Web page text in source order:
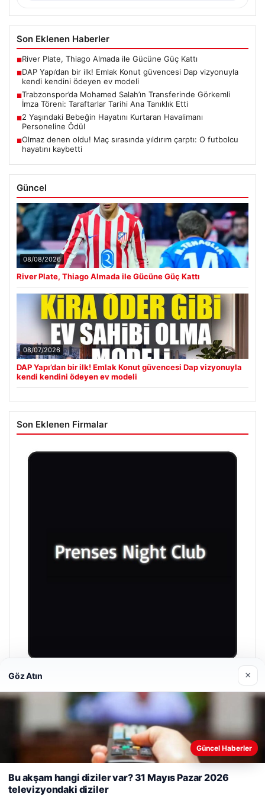
Son Eklenen Haberler
■River Plate, Thiago Almada ile Gücüne Güç Kattı
■DAP Yapı’dan bir ilk! Emlak Konut güvencesi Dap vizyonuyla
kendi kendini ödeyen ev modeli
■Trabzonspor’da Mohamed Salah’ın Transferinde Görkemli
İmza Töreni: Taraftarlar Tarihi Ana Tanıklık Etti
■2 Yaşındaki Bebeğin Hayatını Kurtaran Havalimanı
Personeline Ödül
■Olmaz denen oldu! Maç sırasında yıldırım çarptı: O futbolcu
hayatını kaybetti
Güncel
08/08/2026
River Plate, Thiago Almada ile Gücüne Güç Kattı
08/07/2026
DAP Yapı’dan bir ilk! Emlak Konut güvencesi Dap vizyonuyla
kendi kendini ödeyen ev modeli
Son Eklenen Firmalar
04/29/2026
© 2026 Mesadecentro – Latest News
Web sitemizi nasıl kullandığınızı daha iyi anlayabilmek,
deneyiminizi kişiselleştirmek ve geliştirmek amacıyla çerezler
kullanıyoruz.
Çerez Politikamız
Reddet Kabul Et
Göz Atın ×
Güncel Haberler
Bu akşam hangi diziler var? 31 Mayıs Pazar 2026
televizyondaki diziler